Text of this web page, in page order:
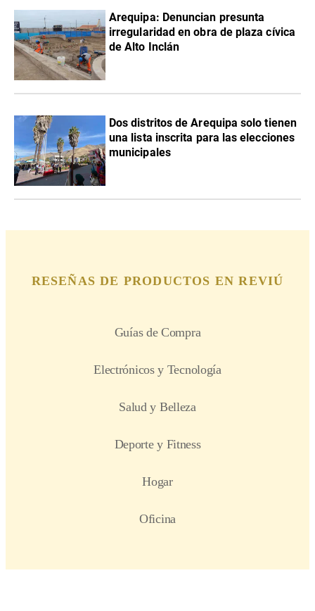
Arequipa: Denuncian presunta
irregularidad en obra de plaza cívica
de Alto Inclán
Dos distritos de Arequipa solo tienen
una lista inscrita para las elecciones
municipales